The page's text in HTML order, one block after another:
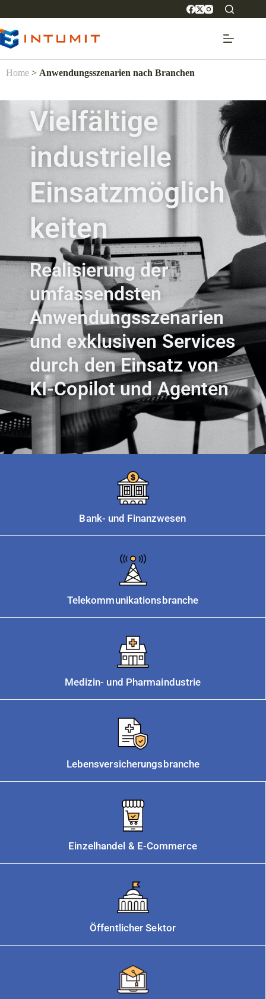
Home > Anwendungsszenarien nach Branchen
Vielfältige
industrielle
Einsatzmöglich
keiten
Realisierung der
umfassendsten
Anwendungsszenarien
und exklusiven Services
durch den Einsatz von
KI-Copilot und Agenten
Bank- und Finanzwesen​
Telekommunikationsbranche
Medizin- und Pharmaindustrie
Lebensversicherungsbranche
Einzelhandel & E-Commerce
Öffentlicher Sektor